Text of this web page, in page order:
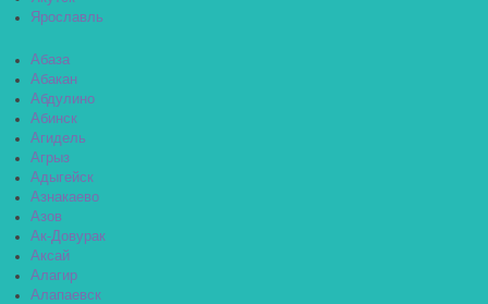
Ярославль
Абаза
Абакан
Абдулино
Абинск
Агидель
Агрыз
Адыгейск
Азнакаево
Азов
Ак-Довурак
Аксай
Алагир
Алапаевск